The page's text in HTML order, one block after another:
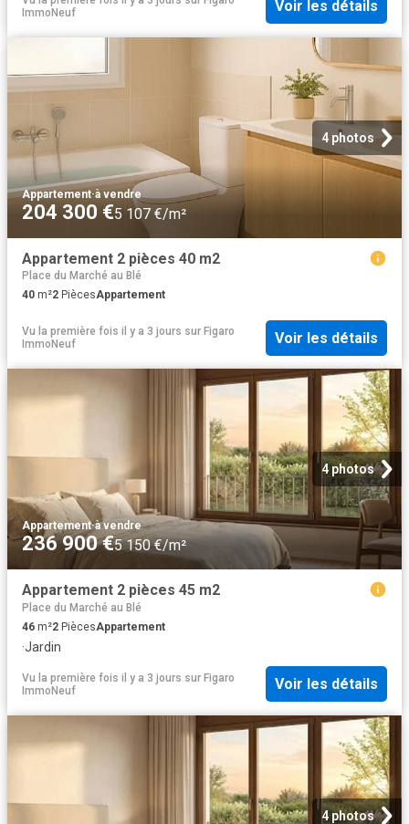
ImmoNeuf
Voir les détails
4 photos
Appartement·à vendre
204 300 €5 107 €/m²
Appartement 2 pièces 40 m2
Place du Marché au Blé
40 m²2 PiècesAppartement
Vu la première fois il y a 3 jours sur Figaro
ImmoNeuf
Voir les détails
4 photos
Appartement·à vendre
236 900 €5 150 €/m²
Appartement 2 pièces 45 m2
Place du Marché au Blé
46 m²2 PiècesAppartement
·Jardin
Vu la première fois il y a 3 jours sur Figaro
ImmoNeuf
Voir les détails
4 photos